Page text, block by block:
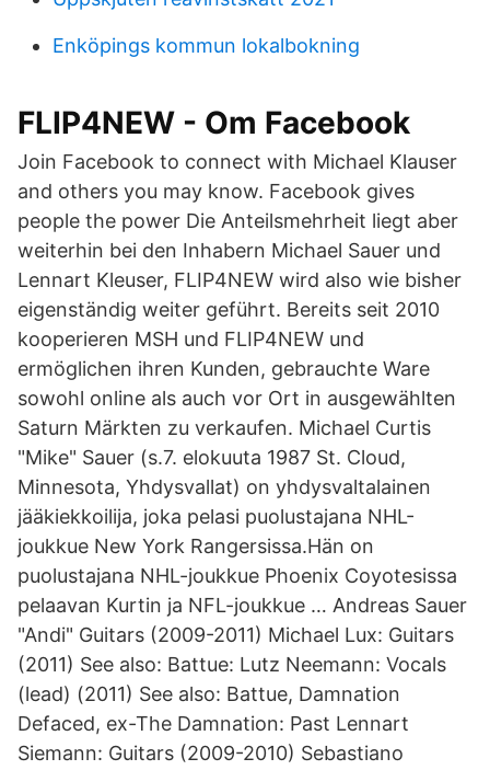
Enköpings kommun lokalbokning
FLIP4NEW - Om Facebook
Join Facebook to connect with Michael Klauser
and others you may know. Facebook gives
people the power Die Anteilsmehrheit liegt aber
weiterhin bei den Inhabern Michael Sauer und
Lennart Kleuser, FLIP4NEW wird also wie bisher
eigenständig weiter geführt. Bereits seit 2010
kooperieren MSH und FLIP4NEW und
ermöglichen ihren Kunden, gebrauchte Ware
sowohl online als auch vor Ort in ausgewählten
Saturn Märkten zu verkaufen. Michael Curtis
"Mike" Sauer (s.7. elokuuta 1987 St. Cloud,
Minnesota, Yhdysvallat) on yhdysvaltalainen
jääkiekkoilija, joka pelasi puolustajana NHL-
joukkue New York Rangersissa.Hän on
puolustajana NHL-joukkue Phoenix Coyotesissa
pelaavan Kurtin ja NFL-joukkue … Andreas Sauer
"Andi" Guitars (2009-2011) Michael Lux: Guitars
(2011) See also: Battue: Lutz Neemann: Vocals
(lead) (2011) See also: Battue, Damnation
Defaced, ex-The Damnation: Past Lennart
Siemann: Guitars (2009-2010) Sebastiano